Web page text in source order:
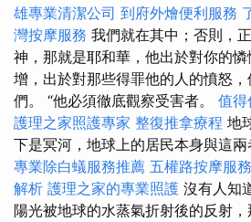
雄專業清潔公司 到府外燴便利服務
灣按摩服務 我們就在其中；否則，
神，那就是耶和華，他出於對你的
增，出於對那些得罪他的人的憤怒
們。 “他必須徹底觀察受害者。 值得
護理之家照護專家 整復推拿療程 地
下是冥河，地球上的居民本身與這兩
專業除白蟻服務推薦 五權路按摩服務
解析 護理之家的專業照護 沒有人知
陽光被地球的水蒸氣折射後的反射